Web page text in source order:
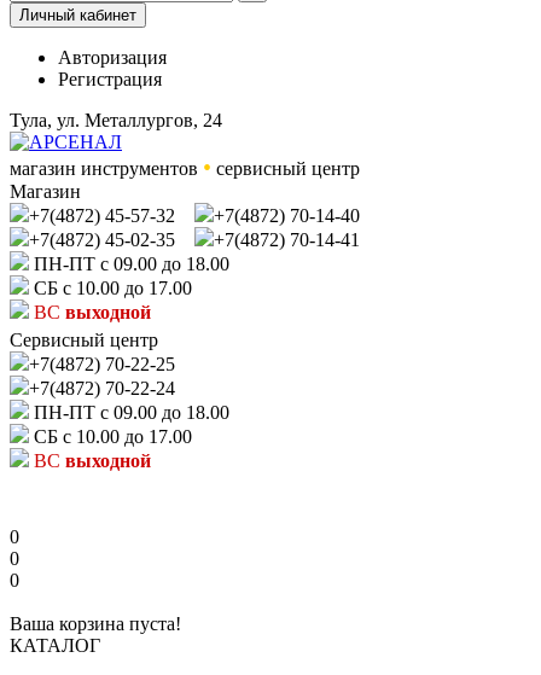
Личный кабинет
Авторизация
Регистрация
Тула, ул. Металлургов, 24
магазин инструментов • сервисный центр
Магазин
+7(4872) 45-57-32
+7(4872) 70-14-40
+7(4872) 45-02-35
+7(4872) 70-14-41
ПН-ПТ с 09.00 до 18.00
СБ с 10.00 до 17.00
ВС выходной
Сервисный центр
+7(4872) 70-22-25
+7(4872) 70-22-24
ПН-ПТ с 09.00 до 18.00
СБ с 10.00 до 17.00
ВС выходной
0
0
0
Ваша корзина пуста!
КАТАЛОГ